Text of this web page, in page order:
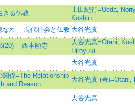
きる仏教
上田紀行=Ueda,
Koshin
なれ -- 現代社会と仏教 大谷光真
(20) -- 西本願寺
大谷光真=Otani,
Hiroyuki
大谷光真
関係=The Relationship
and Reason
大谷光真 (著)=Otani,
大谷光真